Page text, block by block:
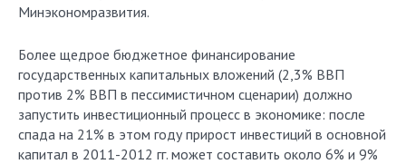
Минэкономразвития.
Более щедрое бюджетное финансирование
государственных капитальных вложений (2,3% ВВП
против 2% ВВП в пессимистичном сценарии) должно
запустить инвестиционный процесс в экономике: после
спада на 21% в этом году прирост инвестиций в основной
капитал в 2011-2012 гг. может составить около 6% и 9%